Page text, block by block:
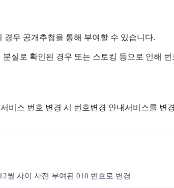
우 공개추첨을 통해 부여할 수 있습니다.
실로 확인된 경우 또는 스토킹 등으로 인해
스 번호 변경 시 번호변경 안내서비스를 변
월 사이 사전 부여된 010 번호로 변경